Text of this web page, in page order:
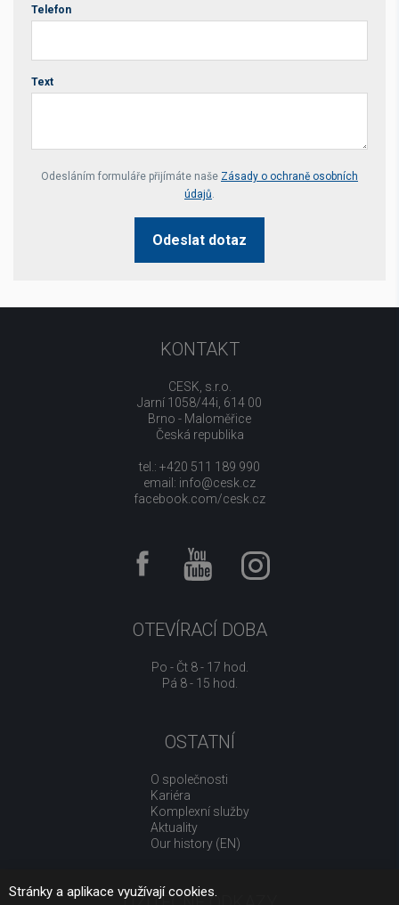
Telefon
Text
Your website *
Odesláním formuláře přijímáte naše Zásady o ochraně osobních
údajů.
Odeslat dotaz
KONTAKT
CESK, s.r.o.
Jarní 1058/44i, 614 00
Brno - Maloměřice
Česká republika
tel.: +420 511 189 990
email: info@cesk.cz
facebook.com/cesk.cz
OTEVÍRACÍ DOBA
Po - Čt 8 - 17 hod.
Pá 8 - 15 hod.
OSTATNÍ
O společnosti
Kariéra
Komplexní služby
Aktuality
Our history (EN)
Stránky a aplikace využívají cookies.